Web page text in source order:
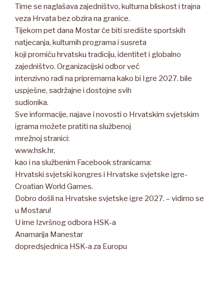
Time se naglašava zajedništvo, kulturna bliskost i trajna
veza Hrvata bez obzira na granice.
Tijekom pet dana Mostar će biti središte sportskih
natjecanja, kulturnih programa i susreta
koji promiču hrvatsku tradiciju, identitet i globalno
zajedništvo. Organizacijski odbor već
intenzivno radi na pripremama kako bi Igre 2027. bile
uspješne, sadržajne i dostojne svih
sudionika.
Sve informacije, najave i novosti o Hrvatskim svjetskim
igrama možete pratiti na službenoj
mrežnoj stranici:
www.hsk.hr,
kao i na službenim Facebook stranicama:
Hrvatski svjetski kongres i Hrvatske svjetske igre-
Croatian World Games.
Dobro došli na Hrvatske svjetske igre 2027. – vidimo se
u Mostaru!
U ime Izvršnog odbora HSK-a
Anamarija Manestar
dopredsjednica HSK-a za Europu